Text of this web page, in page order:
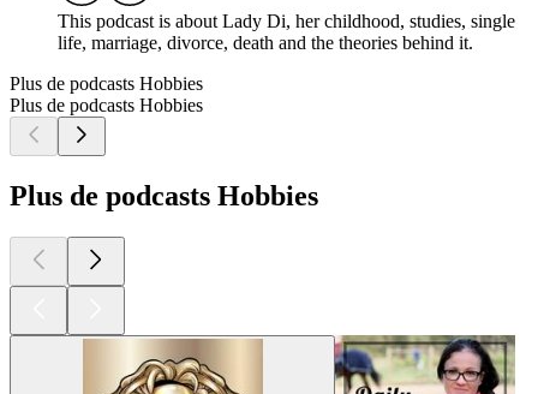
This podcast is about Lady Di, her childhood, studies, single
life, marriage, divorce, death and the theories behind it.
Plus de podcasts Hobbies
Plus de podcasts Hobbies
Plus de podcasts Hobbies